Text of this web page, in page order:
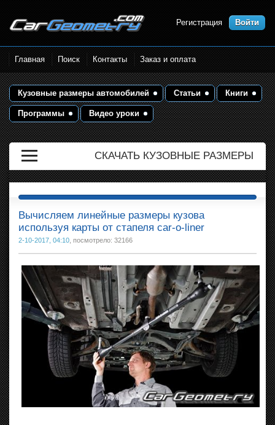
Размеры кузова автомобилей.
Контрольные точки и кузовные
размеры. Геометрия кузова
Регистрация Войти
Главная Поиск Контакты Заказ и оплата
Кузовные размеры автомобилей Статьи Книги
Программы Видео уроки
СКАЧАТЬ КУЗОВНЫЕ РАЗМЕРЫ
Вычисляем линейные размеры кузова
используя карты от стапеля car-o-liner
2-10-2017, 04:10 , посмотрело: 32166